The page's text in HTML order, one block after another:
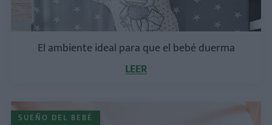
El ambiente ideal para que el bebé duerma
LEER
SUEÑO DEL BEBÉ